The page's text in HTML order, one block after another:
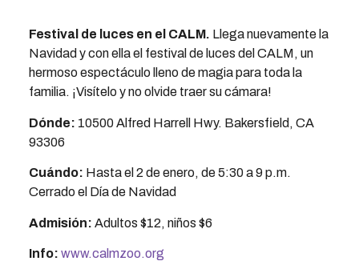
Festival de luces en el CALM. Llega nuevamente la
Navidad y con ella el festival de luces del CALM, un
hermoso espectáculo lleno de magia para toda la
familia. ¡Visítelo y no olvide traer su cámara!
Dónde: 10500 Alfred Harrell Hwy. Bakersfield, CA
93306
Cuándo: Hasta el 2 de enero, de 5:30 a 9 p.m.
Cerrado el Día de Navidad
Admisión: Adultos $12, niños $6
Info: www.calmzoo.org